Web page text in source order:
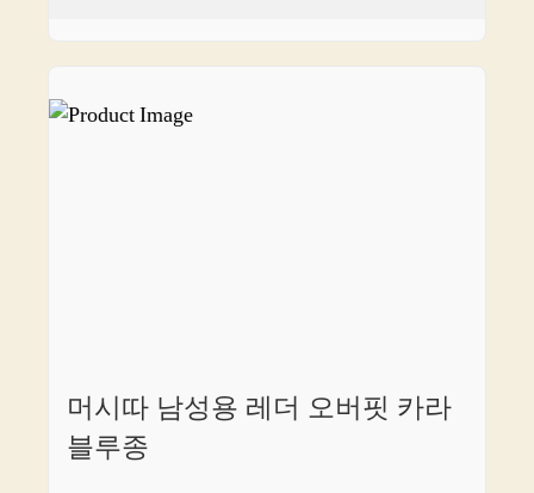
머시따 남성용 레더 오버핏 카라
블루종